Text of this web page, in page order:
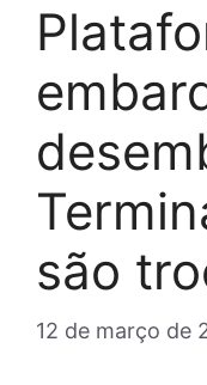
são
12 de março de